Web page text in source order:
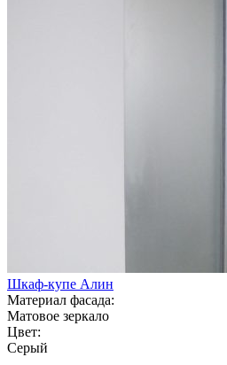
Шкаф-купе Алин
Материал фасада:
Матовое зеркало
Цвет:
Серый